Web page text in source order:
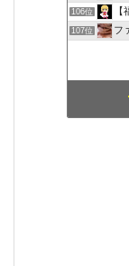
106位
107位 フ